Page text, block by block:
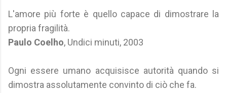
L'amore più forte è quello capace di dimostrare la
propria fragilità.
Paulo Coelho, Undici minuti, 2003
Ogni essere umano acquisisce autorità quando si
dimostra assolutamente convinto di ciò che fa.